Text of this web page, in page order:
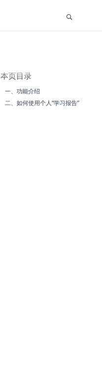
本页目录
一、功能介绍
二、如何使用个人“学习报告”